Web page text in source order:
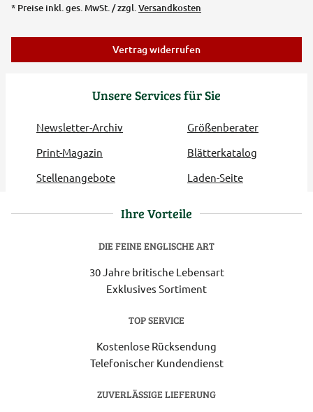
Unsere Services für Sie
Newsletter-Archiv
Größenberater
Print-Magazin
Blätterkatalog
Stellenangebote
Laden-Seite
* Preise inkl. ges. MwSt. / zzgl. Versandkosten
Vertrag widerrufen
Ihre Vorteile
DIE FEINE ENGLISCHE ART
30 Jahre britische Lebensart
Exklusives Sortiment
TOP SERVICE
Kostenlose Rücksendung
Telefonischer Kundendienst
ZUVERLÄSSIGE LIEFERUNG